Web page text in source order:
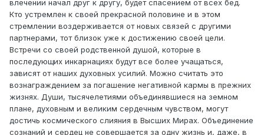
влечении начал друг к другу, будет спасением от всех бед.
Кто устремлен к своей прекрасной половине и в этом
стремлении воздерживается от новых связей с другими
партнерами, тот близок уже к достижению своей цели.
Встречи со своей родственной душой, которые в
последующих инкарнациях будут все более учащаться,
зависят от наших духовных усилий. Можно считать это
вознаграждением за погашение негативной кармы в прежних
жизнях. Души, тысячелетиями объединявшиеся на земном
плане, духовным и великим сердечным чувством, могут
достичь космического слияния в Высших Мирах. Объединение
сознаний и сердец не совершается за одну жизнь и, даже, в